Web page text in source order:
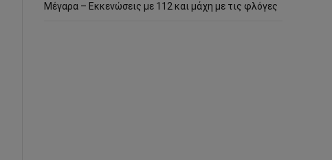
Μέγαρα – Εκκενώσεις με 112 και μάχη με τις φλόγες